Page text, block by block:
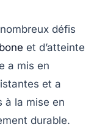
défis
et d’atteinte
a mis en
et a
à la mise en
durable.